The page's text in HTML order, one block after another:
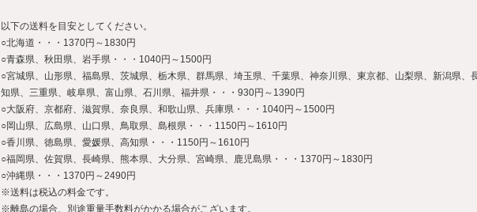
以下の送料を目安としてください。
○北海道・・・1370円～1830円
○青森県、秋田県、岩手県・・・1040円～1500円
○宮城県、山形県、福島県、茨城県、栃木県、群馬県、埼玉県、千葉県、神奈川県、東京都、山梨県、新潟県、
知県、三重県、岐阜県、富山県、石川県、福井県・・・930円～1390円
○大阪府、京都府、滋賀県、奈良県、和歌山県、兵庫県・・・1040円～1500円
○岡山県、広島県、山口県、鳥取県、島根県・・・1150円～1610円
○香川県、徳島県、愛媛県、高知県・・・1150円～1610円
○福岡県、佐賀県、長崎県、熊本県、大分県、宮崎県、鹿児島県・・・1370円～1830円
○沖縄県・・・1370円～2490円
※送料は税込の料金です。
※離島の場合、別途重量手数料がかかる場合がこざいます。